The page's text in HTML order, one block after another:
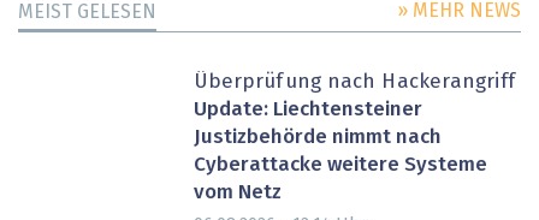
MEIST GELESEN » MEHR NEWS
Überprüfung nach Hackerangriff
Update: Liechtensteiner
Justizbehörde nimmt nach
Cyberattacke weitere Systeme
vom Netz